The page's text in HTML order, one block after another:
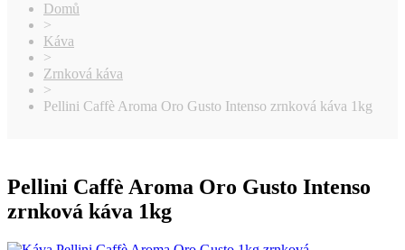
Domů
>
Káva
>
Zrnková káva
>
Pellini Caffè Aroma Oro Gusto Intenso zrnková káva 1kg
Pellini Caffè Aroma Oro Gusto Intenso
zrnková káva 1kg